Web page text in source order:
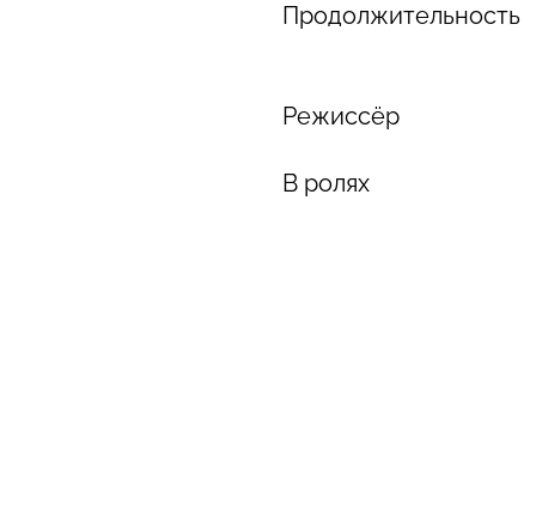
Продолжительность
Режиссёр
В ролях